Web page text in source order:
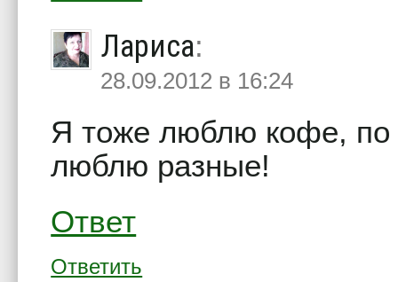
Лариса:
28.09.2012 в 16:24
Я тоже люблю кофе, по
люблю разные!
Ответ
Ответить